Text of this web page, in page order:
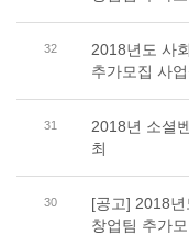
32
2018년도 사
추가모집 사
31
2018년 소셜
최
30
[공고] 2018
창업팀 추가